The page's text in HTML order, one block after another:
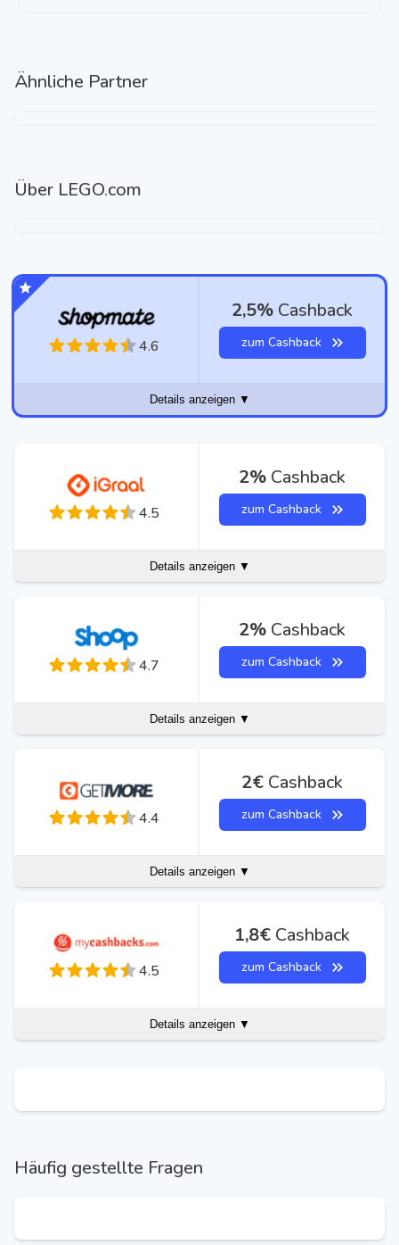
Ähnliche Partner
Über LEGO.com
4.6
Details anzeigen ▼
2,5% Cashback
zum Cashback
4.5
Details anzeigen ▼
2% Cashback
zum Cashback
4.7
Details anzeigen ▼
2% Cashback
zum Cashback
4.4
Details anzeigen ▼
2€ Cashback
zum Cashback
4.5
Details anzeigen ▼
1,8€ Cashback
zum Cashback
Häufig gestellte Fragen